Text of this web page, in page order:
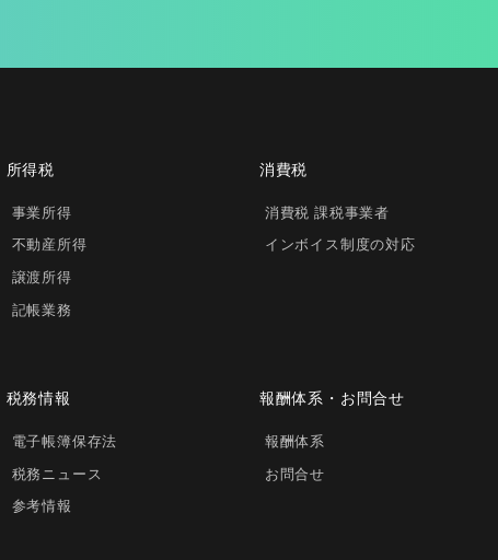
所得税
事業所得
不動産所得
譲渡所得
記帳業務
消費税
消費税 課税事業者
インボイス制度の対応
税務情報
電子帳簿保存法
税務ニュース
参考情報
報酬体系・お問合せ
報酬体系
お問合せ